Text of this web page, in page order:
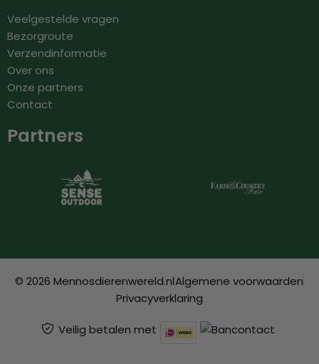
Veelgestelde vragen
Bezorgroute
Verzendinformatie
Over ons
Onze partners
Contact
Partners
© 2026 Mennosdierenwereld.nlAlgemene voorwaarden
Privacyverklaring
Veilig betalen met